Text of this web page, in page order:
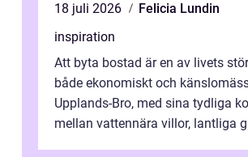
18 juli 2026
Felicia Lundin
inspiration
Att byta bostad är en av livets
både ekonomiskt och
Upplands-Bro, med sina tydliga
mellan vattennära villor, lantliga